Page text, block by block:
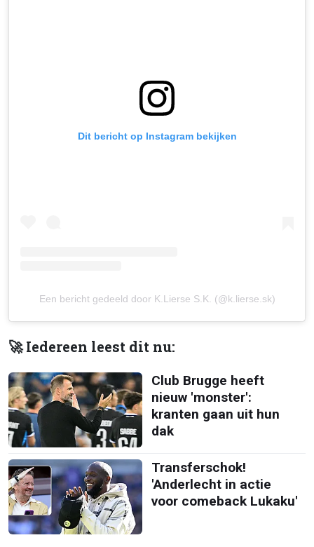
Dit bericht op Instagram bekijken
Een bericht gedeeld door K.Lierse S.K. (@k.lierse.sk)
🚀 Iedereen leest dit nu:
Club Brugge heeft
nieuw 'monster':
kranten gaan uit hun
dak
Transferschok!
'Anderlecht in actie
voor comeback Lukaku'